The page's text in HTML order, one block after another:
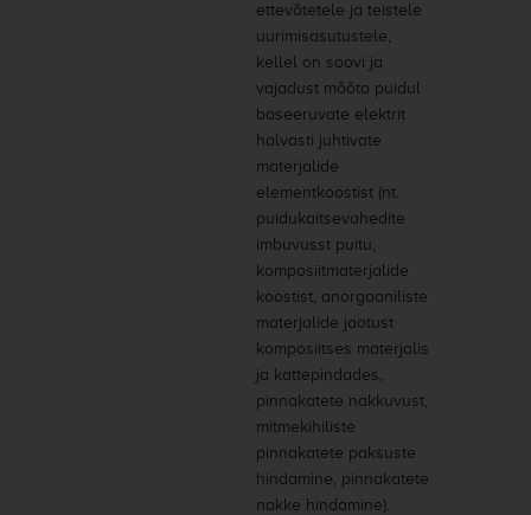
ettevõtetele ja teistele
uurimisasutustele,
kellel on soovi ja
vajadust mõõta puidul
baseeruvate elektrit
halvasti juhtivate
materjalide
elementkoostist (nt.
puidukaitsevahedite
imbuvusst puitu,
komposiitmaterjalide
koostist, anorgaaniliste
materjalide jaotust
komposiitses materjalis
ja kattepindades,
pinnakatete nakkuvust,
mitmekihiliste
pinnakatete paksuste
hindamine, pinnakatete
nakke hindamine).